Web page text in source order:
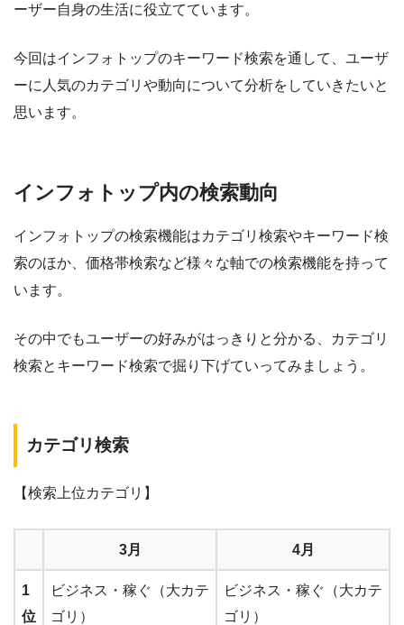
ーザー自身の生活に役立てています。
今回はインフォトップのキーワード検索を通して、ユーザ
ーに人気のカテゴリや動向について分析をしていきたいと
思います。
インフォトップ内の検索動向
インフォトップの検索機能はカテゴリ検索やキーワード検
索のほか、価格帯検索など様々な軸での検索機能を持って
います。
その中でもユーザーの好みがはっきりと分かる、カテゴリ
検索とキーワード検索で掘り下げていってみましょう。
カテゴリ検索
【検索上位カテゴリ】
3月 4月
1
位
ビジネス・稼ぐ（大カテ
ゴリ）
ビジネス・稼ぐ（大カテ
ゴリ）